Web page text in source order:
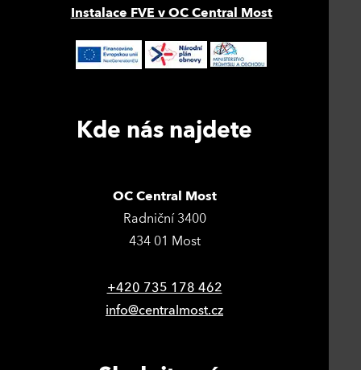
Instalace FVE v OC Central Most
Kde nás najdete
OC Central Most
Radniční 3400
434 01 Most
+420 735 178 462
info@centralmost.cz